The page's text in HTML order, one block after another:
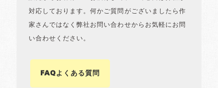
対応しております。何かご質問がございましたら作
家さんではなく弊社お問い合わせからお気軽にお問
い合わせください。
FAQよくある質問